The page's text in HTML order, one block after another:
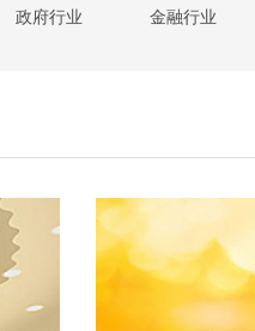
政府行业 金融行业